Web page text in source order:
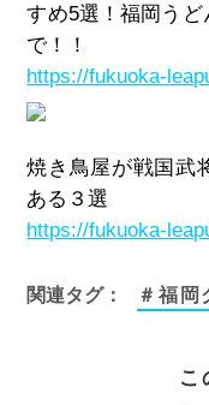
すめ5選！福岡うど
で！！
https://fukuoka-
焼き鳥屋が戦国武
ある３選
https://fukuoka-
関連タグ： ＃福岡
こ